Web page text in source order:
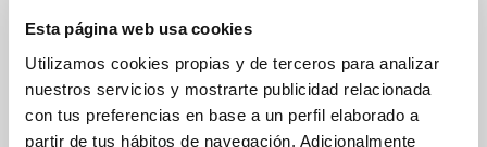
Esta página web usa cookies
Utilizamos cookies propias y de terceros para analizar
nuestros servicios y mostrarte publicidad relacionada
con tus preferencias en base a un perfil elaborado a
partir de tus hábitos de navegación. Adicionalmente
MODIFICACIÓN DE DATOS
INCIDENCIAS
TODAS LAS GESTIONES